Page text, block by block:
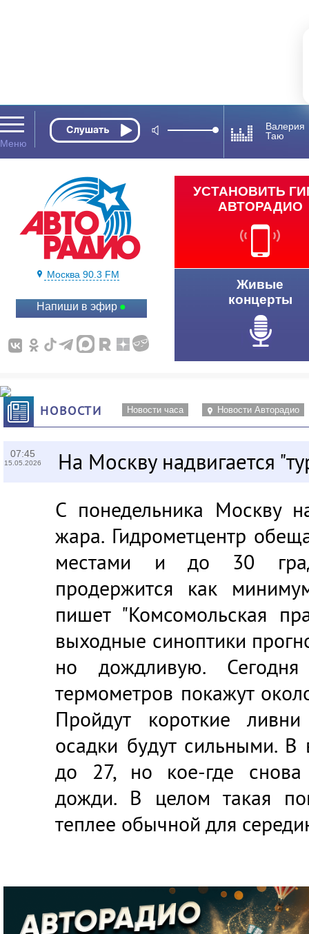
Валерия
Таю
Москва 90.3 FM
Напиши в эфир
УСТАНОВИТЬ
АВТОРАДИО
Живые
концерты
НОВОСТИ Новости часа Новости Авторадио
07:45
15.05.2026 На Москву надвигается
С понедельника Москву
жара. Гидрометцентр
местами и до 30
продержится как
пишет "Комсомольская
выходные синоптики
но дождливую.
термометров покажут
Пройдут короткие
осадки будут сильными. В
до 27, но кое-где снова
дожди. В целом такая
теплее обычной для